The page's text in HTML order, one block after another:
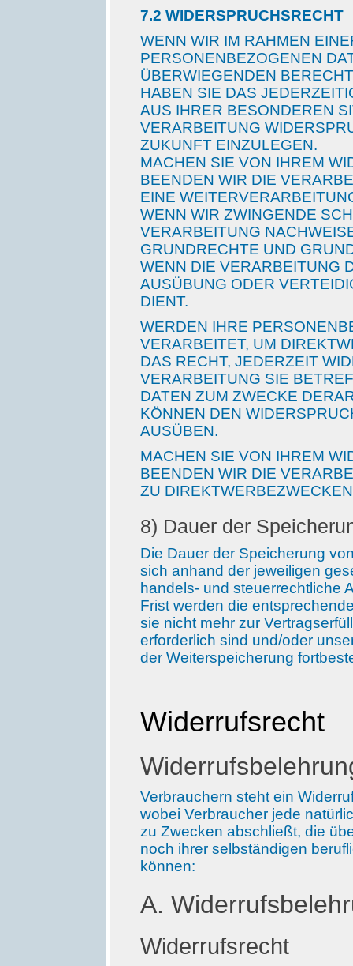
7.2 WIDERSPRUCHSRECHT
WENN WIR IM RAHMEN
PERSONENBEZOGENEN
ÜBERWIEGENDEN
HABEN SIE DAS
AUS IHRER BESONDEREN
VERARBEITUNG
ZUKUNFT EINZULEGEN.
MACHEN SIE VON IHREM
BEENDEN WIR DIE
EINE
WENN WIR ZWINGENDE
VERARBEITUNG
GRUNDRECHTE UND
WENN DIE VERARBEITUNG
AUSÜBUNG ODER
DIENT.
WERDEN IHRE
VERARBEITET, UM
DAS RECHT, JEDERZEIT
VERARBEITUNG SIE
DATEN ZUM ZWECKE
KÖNNEN DEN
AUSÜBEN.
MACHEN SIE VON IHREM
BEENDEN WIR DIE
ZU
8) Dauer der
Die Dauer der Speicherung
sich anhand der jeweiligen
handels- und steuerrechtliche
Frist werden die
sie nicht mehr zur
erforderlich sind und/oder
der Weiterspeicherung
Widerrufsrecht
Verbrauchern steht ein
wobei Verbraucher jede
zu Zwecken abschließt, die
noch ihrer selbständigen
können:
A.
Widerrufsrecht